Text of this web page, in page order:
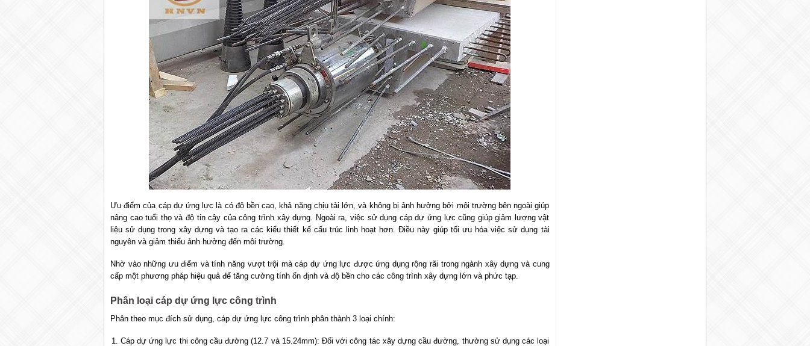
Ưu điểm của cáp dự ứng lực là có độ bền cao, khả năng chịu tải lớn, và không bị ảnh hưởng bởi môi trường bên ngoài giúp
nâng cao tuổi thọ và độ tin cậy của công trình xây dựng. Ngoài ra, việc sử dụng cáp dự ứng lực cũng giúp giảm lượng vật
liệu sử dụng trong xây dựng và tạo ra các kiểu thiết kế cấu trúc linh hoạt hơn. Điều này giúp tối ưu hóa việc sử dụng tài
nguyên và giảm thiểu ảnh hưởng đến môi trường.
Nhờ vào những ưu điểm và tính năng vượt trội mà cáp dự ứng lực được ứng dụng rộng rãi trong ngành xây dựng và cung
cấp một phương pháp hiệu quả để tăng cường tính ổn định và độ bền cho các công trình xây dựng lớn và phức tạp.
Phân loại cáp dự ứng lực công trình
Phân theo mục đích sử dụng, cáp dự ứng lực công trình phân thành 3 loại chính:
Cáp dự ứng lực thi công cầu đường (12.7 và 15.24mm): Đối với công tác xây dựng cầu đường, thường sử dụng các loại